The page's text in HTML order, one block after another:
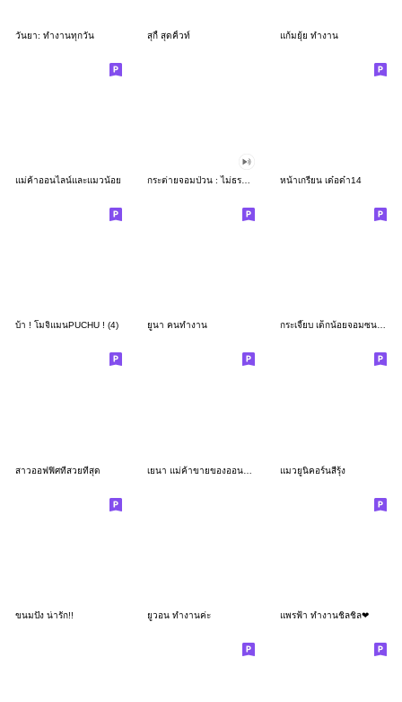
วันยา: ทำงานทุกวัน สุกี้ สุดคิ้วท์ แก้มยุ้ย ทำงาน
แม่ค้าออนไลน์และแมวน้อย หน้าเกรียน เด๋อด๋า14
บ้า ! โมจิแมนPUCHU ! (4) ยูนา คนทำงาน กระเจี๊ยบ เด็กน้อยจอมซน : ทำงาน
สาวออฟฟิศที่สวยที่สุด แมวยูนิคอร์นสีรุ้ง
ขนมปัง น่ารัก!! ยูวอน ทำงานค่ะ แพรฟ้า ทำงานชิลชิล❤